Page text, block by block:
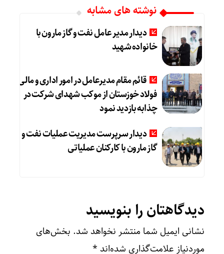
نوشته های مشابه
دیدار مدیر عامل نفت و گاز مارون با
خانواده شهید
قائم مقام مدیرعامل در امور اداری و مالی
فولاد خوزستان از موکب شهدای شرکت در
چذابه بازدید نمود
دیدار سرپرست مدیریت عملیات نفت و
گاز مارون با کارکنان عملیاتی
دیدگاهتان را بنویسید
نشانی ایمیل شما منتشر نخواهد شد. بخش‌های
موردنیاز علامت‌گذاری شده‌اند *